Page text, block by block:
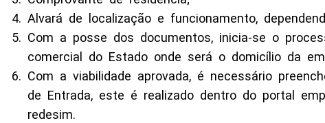
Alvará de localização e funcionamento,
Com a posse dos documentos, inicia-se o
comercial do Estado onde será o domicílio da
Com a viabilidade aprovada, é necessário
de Entrada, este é realizado dentro do portal
redesim.